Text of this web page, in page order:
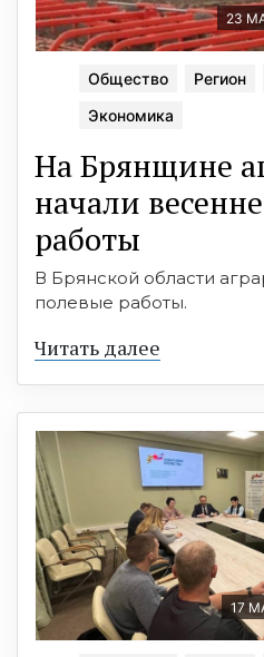
23
Общество Регион
Экономика
На Брянщине
начали
работы
В Брянской области
полевые работы.
Читать далее
17